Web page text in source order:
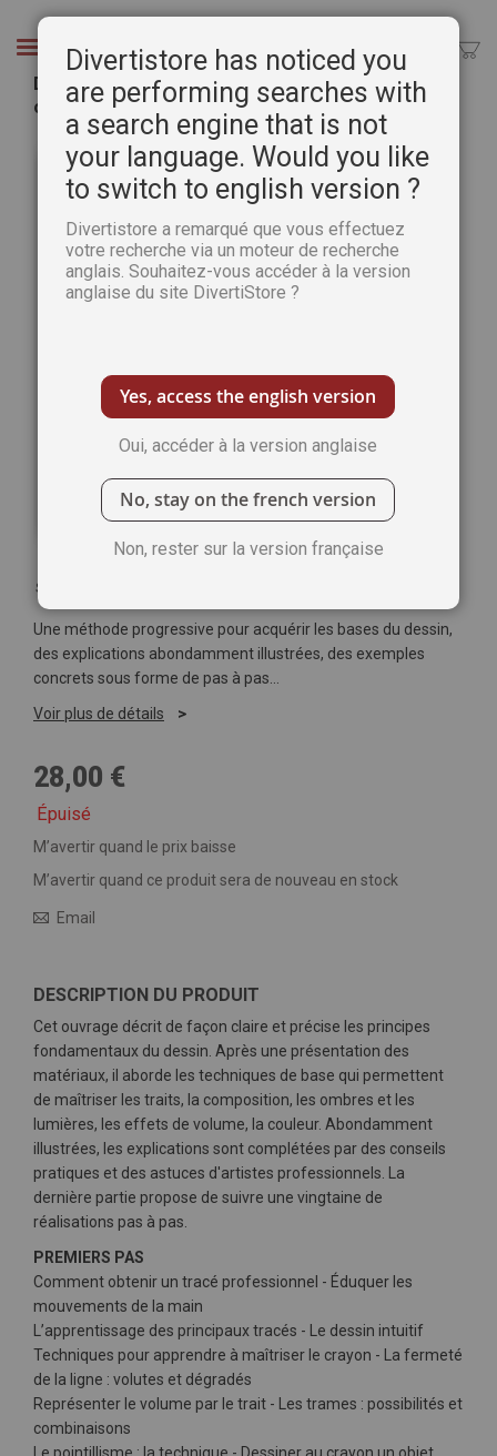
Chercher
Dessin, cours pratique - Crayon, fusain, sanguine,
couleur, pastel, encre, plume
galerie
d’images
Soyez le premier à commenter ce produit
Une méthode progressive pour acquérir les bases du dessin,
des explications abondamment illustrées, des exemples
concrets sous forme de pas à pas…
Voir plus de détails
28,00 €
Épuisé
M’avertir quand le prix baisse
M’avertir quand ce produit sera de nouveau en stock
Email
DESCRIPTION DU PRODUIT
Cet ouvrage décrit de façon claire et précise les principes
fondamentaux du dessin. Après une présentation des
matériaux, il aborde les techniques de base qui permettent
de maîtriser les traits, la composition, les ombres et les
lumières, les effets de volume, la couleur. Abondamment
illustrées, les explications sont complétées par des conseils
pratiques et des astuces d'artistes professionnels. La
dernière partie propose de suivre une vingtaine de
réalisations pas à pas.
PREMIERS PAS
Comment obtenir un tracé professionnel - Éduquer les
mouvements de la main
L’apprentissage des principaux tracés - Le dessin intuitif
Techniques pour apprendre à maîtriser le crayon - La fermeté
de la ligne : volutes et dégradés
Représenter le volume par le trait - Les trames : possibilités et
combinaisons
Divertistore has noticed you
are performing searches with
a search engine that is not
your language. Would you like
to switch to english version ?
Divertistore a remarqué que vous effectuez
votre recherche via un moteur de recherche
anglais. Souhaitez-vous accéder à la version
anglaise du site DivertiStore ?
Yes, access the english version
Oui, accéder à la version anglaise
No, stay on the french version
Non, rester sur la version française